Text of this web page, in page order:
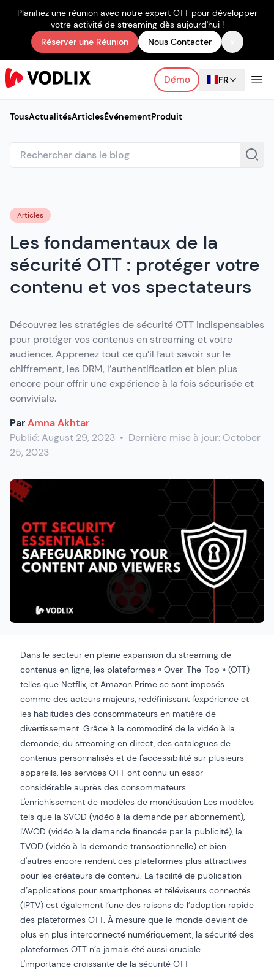
Planifiez une réunion avec notre expert OTT pour développer
votre activité de streaming dès aujourd'hui !
Réserver une Réunion
Nous Contacter
Démo FR
TousActualitésArticlesÉvénementProduit
Articles
Les fondamentaux de la
sécurité OTT : protéger votre
contenu et vos spectateurs
Découvrez les stratégies de sécurité OTT indispensables
pour protéger vos contenus en streaming et votre
audience. Apprenez tout ce qu’il faut savoir sur le
chiffrement, les DRM, l’authentification et bien plus
encore pour offrir une expérience à la fois sécurisée et
conviviale.
ParAmna Akhtar
Publié:August 29, 2023 • Dernière mise à jour: October
25, 2023
Dans le secteur en pleine expansion du streaming de
contenus en ligne, les plateformes « Over-The-Top » (OTT)
telles que Netflix, et Amazon Prime se sont imposés
comme des acteurs majeurs, redéfinissant l'expérience et
les habitudes des consommateurs en matière de
divertissement. Grâce à la commodité de la vidéo à la
demande, du streaming en direct, des catalogues de
contenus personnalisés et de l'accessibilité sur plusieurs
appareils, les services OTT ont connu un essor
considérable auprès des consommateurs.
L'enrichissement de modèles de monétisation Les modèles
tels que la SVOD (vidéo à la demande par abonnement),
l'AVOD (vidéo à la demande financée par la publicité), la
TVOD (vidéo à la demande transactionnelle) et bien
d'autres encore rendent ces plateformes plus attractives
pour les créateurs de contenu. La facilité de publication
d’applications pour smartphones et téléviseurs connectés
(IPTV) est également l’une des raisons de l’adoption rapide
des plateformes OTT. À mesure que le monde devient de
plus en plus interconnecté numériquement, la sécurité des
plateformes OTT n’a jamais été aussi cruciale.
L'importance croissante de la sécurité OTT